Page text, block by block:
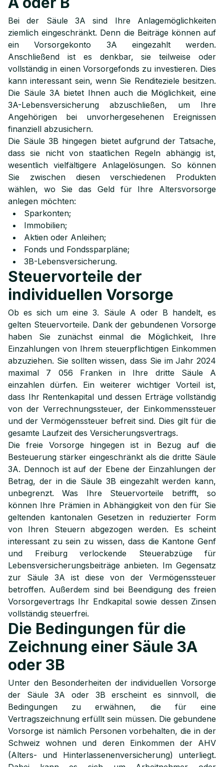
Bei der Säule 3A sind Ihre Anlagemöglichkeiten
ziemlich eingeschränkt. Denn die Beiträge können auf
ein Vorsorgekonto 3A eingezahlt werden.
Anschließend ist es denkbar, sie teilweise oder
vollständig in einen Vorsorgefonds zu investieren. Dies
kann interessant sein, wenn Sie Renditeziele besitzen.
Die Säule 3A bietet Ihnen auch die Möglichkeit, eine
3A-Lebensversicherung abzuschließen, um Ihre
Angehörigen bei unvorhergesehenen Ereignissen
finanziell abzusichern.
Die Säule 3B hingegen bietet aufgrund der Tatsache,
dass sie nicht von staatlichen Regeln abhängig ist,
wesentlich vielfältigere Anlagelösungen. So können
Sie zwischen diesen verschiedenen Produkten
wählen, wo Sie das Geld für Ihre Altersvorsorge
anlegen möchten:
Sparkonten;
Immobilien;
Aktien oder Anleihen;
Fonds und Fondssparpläne;
3B-Lebensversicherung.
Steuervorteile der
individuellen Vorsorge
Ob es sich um eine 3. Säule A oder B handelt, es
gelten Steuervorteile. Dank der gebundenen Vorsorge
haben Sie zunächst einmal die Möglichkeit, Ihre
Einzahlungen von Ihrem steuerpflichtigen Einkommen
abzuziehen. Sie sollten wissen, dass Sie im Jahr 2024
maximal 7 056 Franken in Ihre dritte Säule A
einzahlen dürfen. Ein weiterer wichtiger Vorteil ist,
dass Ihr Rentenkapital und dessen Erträge vollständig
von der Verrechnungssteuer, der Einkommenssteuer
und der Vermögenssteuer befreit sind. Dies gilt für die
gesamte Laufzeit des Versicherungsvertrags.
Die freie Vorsorge hingegen ist in Bezug auf die
Besteuerung stärker eingeschränkt als die dritte Säule
3A. Dennoch ist auf der Ebene der Einzahlungen der
Betrag, der in die Säule 3B eingezahlt werden kann,
unbegrenzt. Was Ihre Steuervorteile betrifft, so
können Ihre Prämien in Abhängigkeit von den für Sie
geltenden kantonalen Gesetzen in reduzierter Form
von Ihren Steuern abgezogen werden. Es scheint
interessant zu sein zu wissen, dass die Kantone Genf
und Freiburg verlockende Steuerabzüge für
Lebensversicherungsbeiträge anbieten. Im Gegensatz
zur Säule 3A ist diese von der Vermögenssteuer
betroffen. Außerdem sind bei Beendigung des freien
Vorsorgevertrags Ihr Endkapital sowie dessen Zinsen
vollständig steuerfrei.
Die Bedingungen für die
Zeichnung einer Säule 3A
oder 3B
Unter den Besonderheiten der individuellen Vorsorge
der Säule 3A oder 3B erscheint es sinnvoll, die
Bedingungen zu erwähnen, die für eine
Vertragszeichnung erfüllt sein müssen. Die gebundene
Vorsorge ist nämlich Personen vorbehalten, die in der
Schweiz wohnen und deren Einkommen der AHV
(Alters- und Hinterlassenenversicherung) unterliegt.